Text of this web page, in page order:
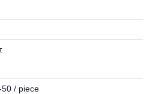
/ piece